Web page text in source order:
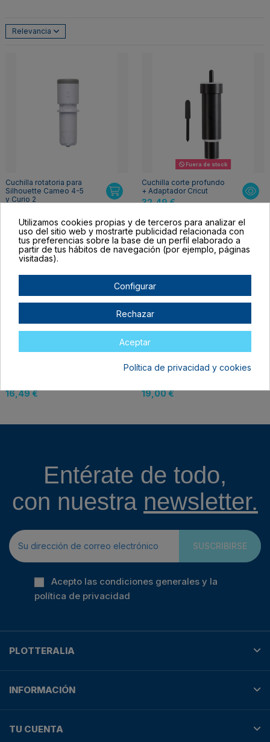
Relevancia
Cuchilla rotatoria para
Silhouette Cameo 4-5
y Curio 2
Fuera de stock
Cuchilla corte profundo
+ Adaptador Cricut
32,49 €
16,49 €
Pack 2 tapetes
adhesivo fuerte
19,00 €
Entérate de todo,
con nuestra newsletter.
SUSCRIBIRSE
Acepto las condiciones generales y la
política de privacidad
PLOTTERALIA
INFORMACIÓN
TU CUENTA
Utilizamos cookies propias y de terceros para analizar el
uso del sitio web y mostrarte publicidad relacionada con
tus preferencias sobre la base de un perfil elaborado a
partir de tus hábitos de navegación (por ejemplo, páginas
visitadas).
Configurar
Rechazar
Aceptar
Política de privacidad y cookies